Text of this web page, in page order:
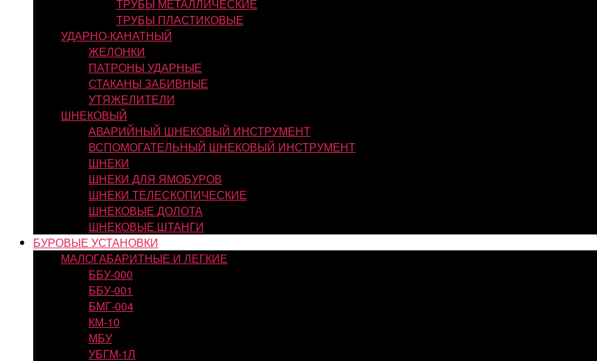
ТРУБЫ МЕТАЛЛИЧЕСКИЕ
ТРУБЫ ПЛАСТИКОВЫЕ
УДАРНО-КАНАТНЫЙ
ЖЕЛОНКИ
ПАТРОНЫ УДАРНЫЕ
СТАКАНЫ ЗАБИВНЫЕ
УТЯЖЕЛИТЕЛИ
ШНЕКОВЫЙ
АВАРИЙНЫЙ ШНЕКОВЫЙ ИНСТРУМЕНТ
ВСПОМОГАТЕЛЬНЫЙ ШНЕКОВЫЙ ИНСТРУМЕНТ
ШНЕКИ
ШНЕКИ ДЛЯ ЯМОБУРОВ
ШНЕКИ ТЕЛЕСКОПИЧЕСКИЕ
ШНЕКОВЫЕ ДОЛОТА
ШНЕКОВЫЕ ШТАНГИ
БУРОВЫЕ УСТАНОВКИ
МАЛОГАБАРИТНЫЕ И ЛЕГКИЕ
ББУ-000
ББУ-001
БМГ-004
КМ-10
МБУ
УБГМ-1Л